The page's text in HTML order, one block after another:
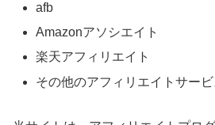
afb
Amazonアソシエイト
楽天アフィリエイト
その他のアフィリエイトサービ